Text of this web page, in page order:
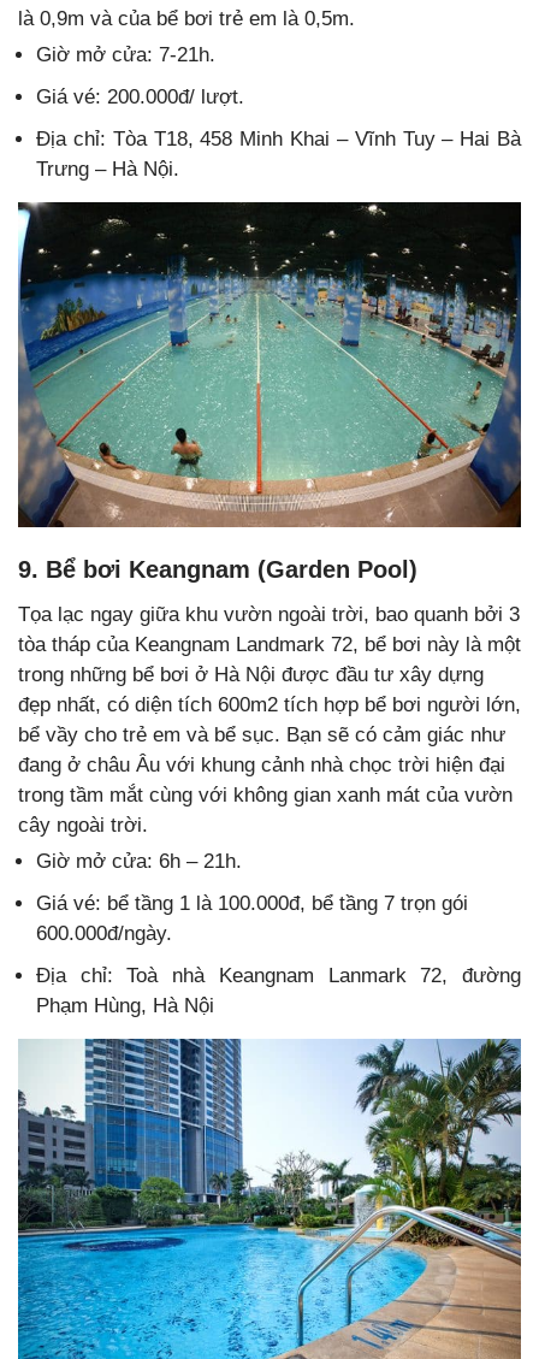
là 0,9m và của bể bơi trẻ em là 0,5m.
Giờ mở cửa: 7-21h.
Giá vé: 200.000đ/ lượt.
Địa chỉ: Tòa T18, 458 Minh Khai – Vĩnh Tuy – Hai Bà
Trưng – Hà Nội.
9. Bể bơi Keangnam (Garden Pool)
Tọa lạc ngay giữa khu vườn ngoài trời, bao quanh bởi 3
tòa tháp của Keangnam Landmark 72, bể bơi này là một
trong những bể bơi ở Hà Nội được đầu tư xây dựng
đẹp nhất, có diện tích 600m2 tích hợp bể bơi người lớn,
bể vầy cho trẻ em và bể sục. Bạn sẽ có cảm giác như
đang ở châu Âu với khung cảnh nhà chọc trời hiện đại
trong tầm mắt cùng với không gian xanh mát của vườn
cây ngoài trời.
Giờ mở cửa: 6h – 21h.
Giá vé: bể tầng 1 là 100.000đ, bể tầng 7 trọn gói
600.000đ/ngày.
Địa chỉ: Toà nhà Keangnam Lanmark 72, đường
Phạm Hùng, Hà Nội